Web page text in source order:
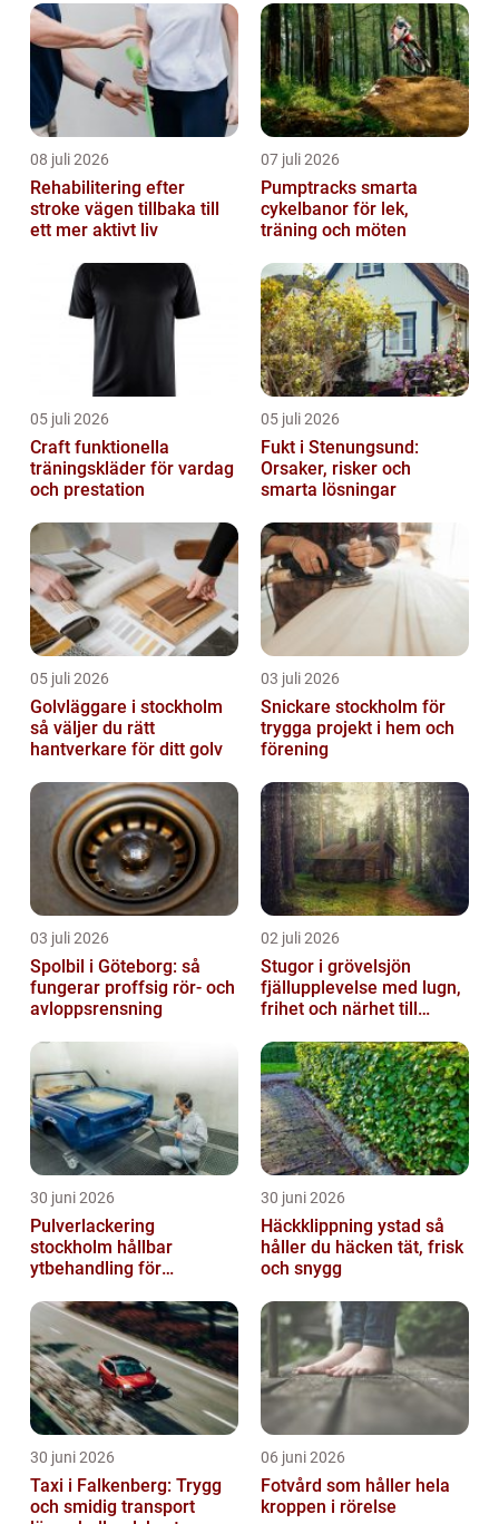
08 juli 2026
Rehabilitering efter
stroke vägen tillbaka till
ett mer aktivt liv
07 juli 2026
Pumptracks smarta
cykelbanor för lek,
träning och möten
05 juli 2026
Craft funktionella
träningskläder för vardag
och prestation
05 juli 2026
Fukt i Stenungsund:
Orsaker, risker och
smarta lösningar
05 juli 2026
Golvläggare i stockholm
så väljer du rätt
hantverkare för ditt golv
03 juli 2026
Snickare stockholm för
trygga projekt i hem och
förening
03 juli 2026
Spolbil i Göteborg: så
fungerar proffsig rör- och
avloppsrensning
02 juli 2026
Stugor i grövelsjön
fjällupplevelse med lugn,
frihet och närhet till
30 juni 2026
Pulverlackering
stockholm hållbar
ytbehandling för
30 juni 2026
Häckklippning ystad så
håller du häcken tät, frisk
och snygg
30 juni 2026
Taxi i Falkenberg: Trygg
och smidig transport
06 juni 2026
Fotvård som håller hela
kroppen i rörelse